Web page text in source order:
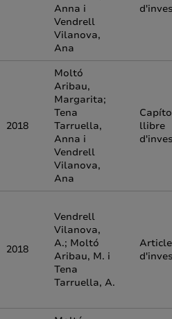
Anna i
Vendrell
Vilanova,
Ana
2018
Moltó
Aribau,
Margarita;
Tena
Tarruella,
Anna i
Vendrell
Vilanova,
Ana
llibre
2018
Vendrell
Vilanova,
A.; Moltó
Aribau, M. i
Tena
Tarruella, A.
Article